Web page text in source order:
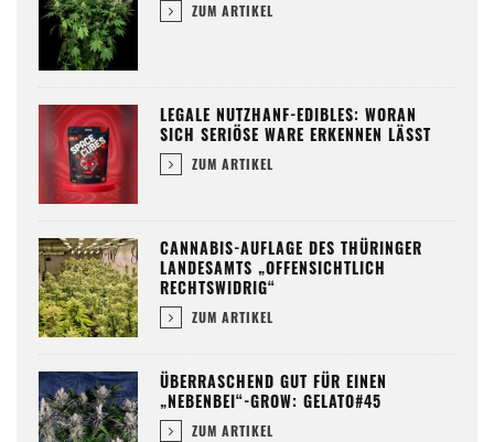
ZUM ARTIKEL
LEGALE NUTZHANF-EDIBLES: WORAN
SICH SERIÖSE WARE ERKENNEN LÄSST
ZUM ARTIKEL
CANNABIS-AUFLAGE DES THÜRINGER
LANDESAMTS „OFFENSICHTLICH
RECHTSWIDRIG“
ZUM ARTIKEL
ÜBERRASCHEND GUT FÜR EINEN
„NEBENBEI“-GROW: GELATO#45
ZUM ARTIKEL